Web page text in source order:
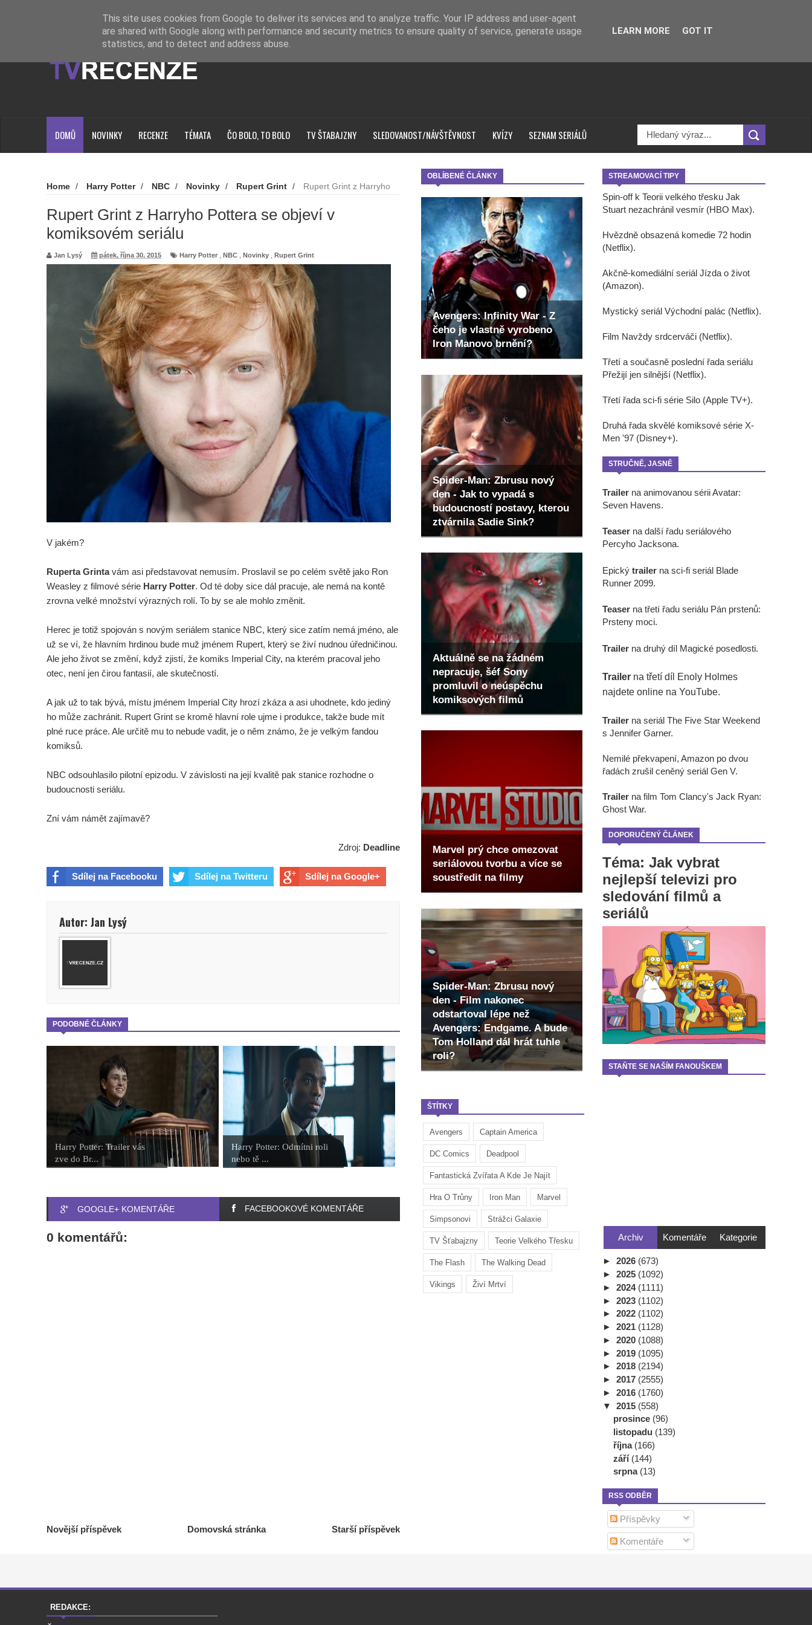
Loading...
DOMŮ NOVINKY RECENZE TÉMATA ČO BOLO, TO BOLO TV ŠTABAJZNY SLEDOVANOST/NÁVŠTĚVNOST KVÍZY SEZNAM SERIÁLŮ
OBLÍBENÉ ČLÁNKY
Avengers: Infinity War - Z
čeho je vlastně vyrobeno
Iron Manovo brnění?
Spider-Man: Zbrusu nový
den - Jak to vypadá s
budoucností postavy, kterou
ztvárnila Sadie Sink?
Aktuálně se na žádném
nepracuje, šéf Sony
promluvil o neúspěchu
komiksových filmů
Marvel prý chce omezovat
seriálovou tvorbu a více se
soustředit na filmy
Spider-Man: Zbrusu nový
den - Film nakonec
odstartoval lépe než
Avengers: Endgame. A bude
Tom Holland dál hrát tuhle
roli?
ŠTÍTKY
Avengers Captain America
DC Comics Deadpool
Fantastická Zvířata A Kde Je Najít
Hra O Trůny Iron Man Marvel
Simpsonovi Strážci Galaxie
TV Šťabajzny Teorie Velkého Třesku
The Flash The Walking Dead
Vikings Živí Mrtví
Home / Harry Potter / NBC / Novinky / Rupert Grint /
Rupert Grint z Harryho
Rupert Grint z Harryho Pottera se objeví v
komiksovém seriálu
Jan Lysý pátek, října 30, 2015 Harry Potter NBC Novinky Rupert Grint
V jakém?
Ruperta Grintavám asi představovat nemusím. Proslavil se po celém světě jako Ron
Weasley z filmové série Harry Potter. Od té doby sice dál pracuje, ale nemá na kontě
zrovna velké množství výrazných rolí. To by se ale mohlo změnit.
Herec je totiž spojován s novým seriálem stanice NBC, který sice zatím nemá jméno, ale
už se ví, že hlavním hrdinou bude muž jménem Rupert, který se živí nudnou úředničinou.
Ale jeho život se změní, když zjistí, že komiks Imperial City, na kterém pracoval jeho
otec, není jen čirou fantasií, ale skutečností.
A jak už to tak bývá, místu jménem Imperial City hrozí zkáza a asi uhodnete, kdo jediný
ho může zachránit. Rupert Grint se kromě hlavní role ujme i produkce, takže bude mít
plné ruce práce. Ale určitě mu to nebude vadit, je o něm známo, že je velkým fandou
komiksů.
NBC odsouhlasilo pilotní epizodu. V závislosti na její kvalitě pak stanice rozhodne o
budoucnosti seriálu.
Zní vám námět zajímavě?
Zdroj: Deadline
Sdílej na Facebooku Sdílej na Twitteru Sdílej na Google+
Autor: Jan Lysý
PODOBNÉ ČLÁNKY
Harry Potter: Trailer vás
zve do Br...
Harry Potter: Odmítni roli
nebo tě ...
GOOGLE+ KOMENTÁŘE FACEBOOKOVÉ KOMENTÁŘE
0 komentářů:
Novější příspěvek Starší příspěvek
Domovská stránka
STREAMOVACÍ TIPY
Spin-off k Teorii velkého třesku Jak
Stuart nezachránil vesmír (HBO Max).
Hvězdně obsazená komedie 72 hodin
(Netflix).
Akčně-komediální seriál Jízda o život
(Amazon).
Mystický seriál Východní palác (Netflix).
Film Navždy srdcerváči (Netflix).
Třetí a současně poslední řada seriálu
Přežijí jen silnější (Netflix).
Třetí řada sci-fi série Silo (Apple TV+).
Druhá řada skvělé komiksové série X-
Men '97 (Disney+).
STRUČNĚ, JASNĚ
Trailer na animovanou sérii Avatar:
Seven Havens.
Teaser na další řadu seriálového
Percyho Jacksona.
Epický trailer na sci-fi seriál Blade
Runner 2099.
Teaser na třetí řadu seriálu Pán prstenů:
Prsteny moci.
Trailer na druhý díl Magické posedlosti.
Trailer na třetí díl Enoly Holmes
najdete online na YouTube.
Trailer na seriál The Five Star Weekend
s Jennifer Garner.
Nemilé překvapení, Amazon po dvou
řadách zrušil ceněný seriál Gen V.
Trailer na film Tom Clancy's Jack Ryan:
Ghost War.
DOPORUČENÝ ČLÁNEK
Téma: Jak vybrat
nejlepší televizi pro
sledování filmů a
seriálů
STAŇTE SE NAŠÍM FANOUŠKEM
Archiv Komentáře Kategorie
► 2026 (673)
► 2025 (1092)
► 2024 (1111)
► 2023 (1102)
► 2022 (1102)
► 2021 (1128)
► 2020 (1088)
► 2019 (1095)
► 2018 (2194)
► 2017 (2555)
► 2016 (1760)
▼ 2015 (558)
prosince (96)
listopadu (139)
října (166)
září (144)
srpna (13)
RSS ODBĚR
Příspěvky
Komentáře
REDAKCE:
This site uses cookies from Google to deliver its services and to analyze traffic. Your IP address and user-agent
are shared with Google along with performance and security metrics to ensure quality of service, generate usage
statistics, and to detect and address abuse.
LEARN MORE GOT IT